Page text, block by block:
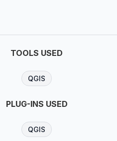
TOOLS USED
QGIS
PLUG-INS USED
QGIS